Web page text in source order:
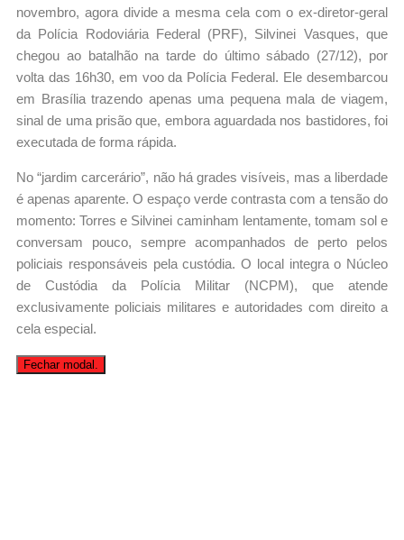
novembro, agora divide a mesma cela com o ex-diretor-geral
da Polícia Rodoviária Federal (PRF), Silvinei Vasques, que
chegou ao batalhão na tarde do último sábado (27/12), por
volta das 16h30, em voo da Polícia Federal. Ele desembarcou
em Brasília trazendo apenas uma pequena mala de viagem,
sinal de uma prisão que, embora aguardada nos bastidores, foi
executada de forma rápida.
No “jardim carcerário”, não há grades visíveis, mas a liberdade
é apenas aparente. O espaço verde contrasta com a tensão do
momento: Torres e Silvinei caminham lentamente, tomam sol e
conversam pouco, sempre acompanhados de perto pelos
policiais responsáveis pela custódia. O local integra o Núcleo
de Custódia da Polícia Militar (NCPM), que atende
exclusivamente policiais militares e autoridades com direito a
cela especial.
Fechar modal.